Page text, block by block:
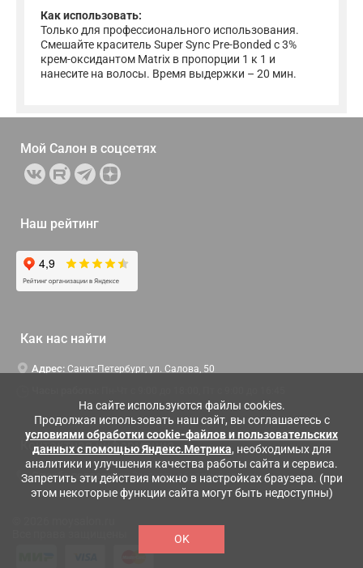
На сайте используются файлы cookies.
Продолжая использовать наш сайт, вы соглашаетесь с
условиями обработки cookie-файлов и пользовательских
данных с помощью Яндекс.Метрика, необходимых для
аналитики и улучшения качества работы сайта и сервиса.
Запретить эти действия можно в настройках браузера. (при
этом некоторые функции сайта могут быть недоступны)
OK
Как использовать:
Только для профессионального использования.
Смешайте краситель Super Sync Pre-Bonded с 3%
крем-оксидантом Matrix в пропорции 1 к 1 и
нанесите на волосы. Время выдержки – 20 мин.
Мой Салон в соцсетях
Наш рейтинг
Как нас найти
Адрес: Санкт-Петербург, ул. Салова, 50
Контактная информация
Служба поддержки: Заказать обратный звонок